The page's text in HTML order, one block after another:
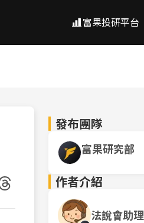
富果投研平台
發布團隊
富果研究部
作者介紹
法說會助理